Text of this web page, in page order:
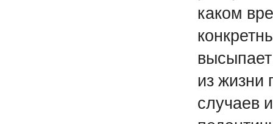
каком
из жизни
случаев